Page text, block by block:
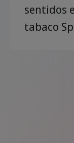
sentidos
tabaco